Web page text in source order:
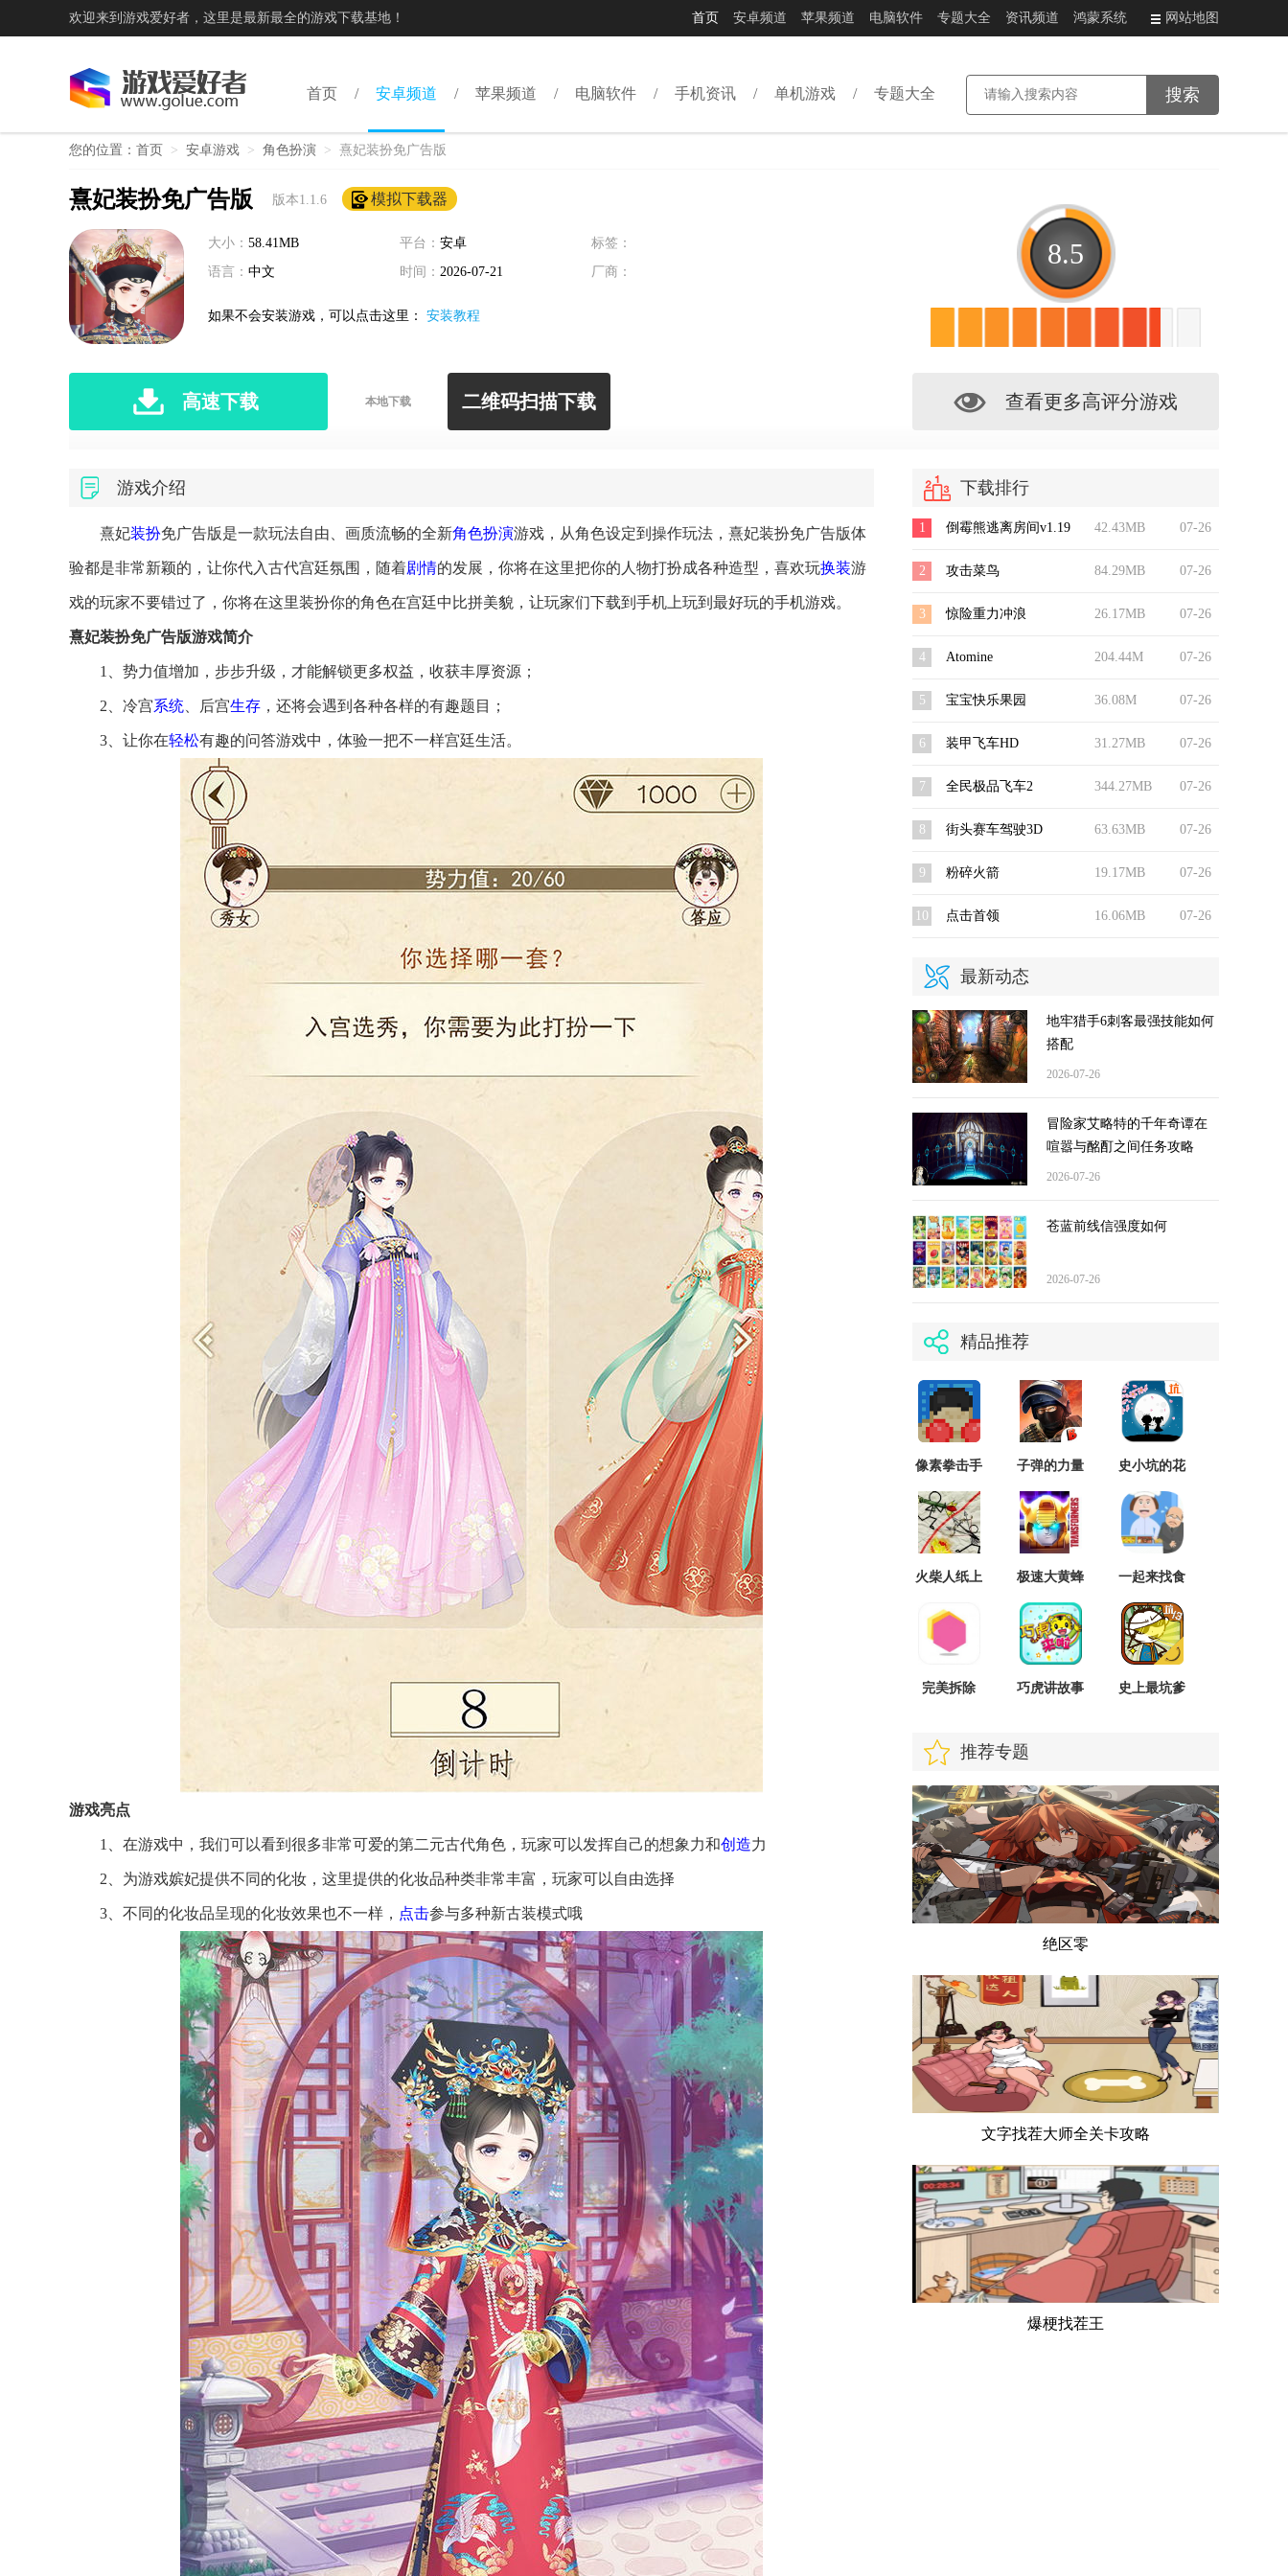
欢迎来到游戏爱好者，这里是最新最全的游戏下载基地！ 首页 安卓频道 苹果频道 电脑软件 专题大全 资讯频道 鸿蒙系统 网站地图
首页 安卓频道 苹果频道 电脑软件 手机资讯 单机游戏 专题大全
您的位置： 首页 > 安卓游戏 > 角色扮演 > 熹妃装扮免广告版
熹妃装扮免广告版 版本1.1.6 模拟下载器
大小： 58.41MB 平台： 安卓
标签：
语言： 中文 时间： 2026-07-21 厂商：
如果不会安装游戏，可以点击这里： 安装教程
高速下载 本地下载 二维码扫描下载
8.5
查看更多高评分游戏
游戏介绍
熹妃装扮免广告版是一款玩法自由、画质流畅的全新角色扮演游戏，从角色设定到操作玩法，熹妃装扮免广告版体
验都是非常新颖的，让你代入古代宫廷氛围，随着剧情的发展，你将在这里把你的人物打扮成各种造型，喜欢玩换装游
戏的玩家不要错过了，你将在这里装扮你的角色在宫廷中比拼美貌，让玩家们下载到手机上玩到最好玩的手机游戏。
熹妃装扮免广告版游戏简介
1、势力值增加，步步升级，才能解锁更多权益，收获丰厚资源；
2、冷宫系统 、后宫生存 ，还将会遇到各种各样的有趣题目；
3、让你在轻松有趣的问答游戏中，体验一把不一样宫廷生活。
游戏亮点
1、在游戏中，我们可以看到很多非常可爱的第二元古代角色，玩家可以发挥自己的想象力和创造力
2、为游戏嫔妃提供不同的化妆，这里提供的化妆品种类非常丰富，玩家可以自由选择
3、不同的化妆品呈现的化妆效果也不一样， 点击参与多种新古装模式哦
下载排行
07-26
42.43MB
1 倒霉熊逃离房间v1.19
07-26
84.29MB
2 攻击菜鸟
07-26
26.17MB
3 惊险重力冲浪
07-26
204.44M
4 Atomine
07-26
36.08M
5 宝宝快乐果园
07-26
31.27MB
6 装甲飞车HD
07-26
344.27MB
7 全民极品飞车2
07-26
63.63MB
8 街头赛车驾驶3D
07-26
19.17MB
9 粉碎火箭
07-26
16.06MB
10 点击首领
最新动态
地牢猎手6刺客最强技能如何
搭配
2026-07-26
冒险家艾略特的千年奇谭在
喧嚣与酩酊之间任务攻略
2026-07-26
苍蓝前线信强度如何
2026-07-26
精品推荐
像素拳击手
子弹的力量
史小坑的花
版
火柴人纸上
极速大黄蜂
一起来找食
完美拆除 巧虎讲故事
史上最坑爹
推荐专题
绝区零
文字找茬大师全关卡攻略
爆梗找茬王